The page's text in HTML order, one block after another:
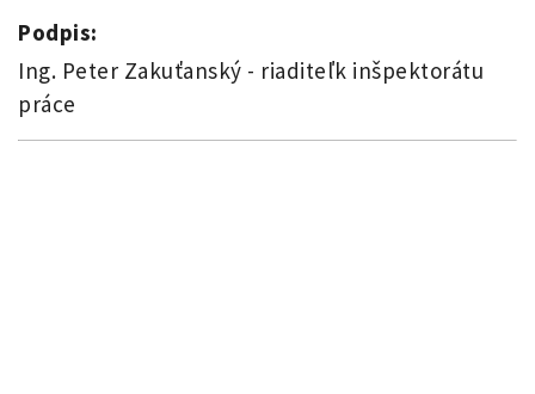
Podpis:
Ing. Peter Zakuťanský - riaditeľk inšpektorátu
práce